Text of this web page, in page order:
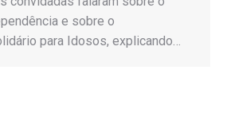
e sobre o
para Idosos, explicando…